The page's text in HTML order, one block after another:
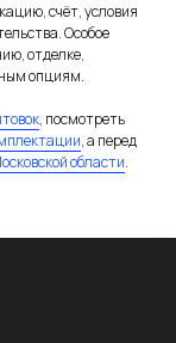
счёт, условия
Особое
отделке,
опциям.
, посмотреть
, а перед
области.